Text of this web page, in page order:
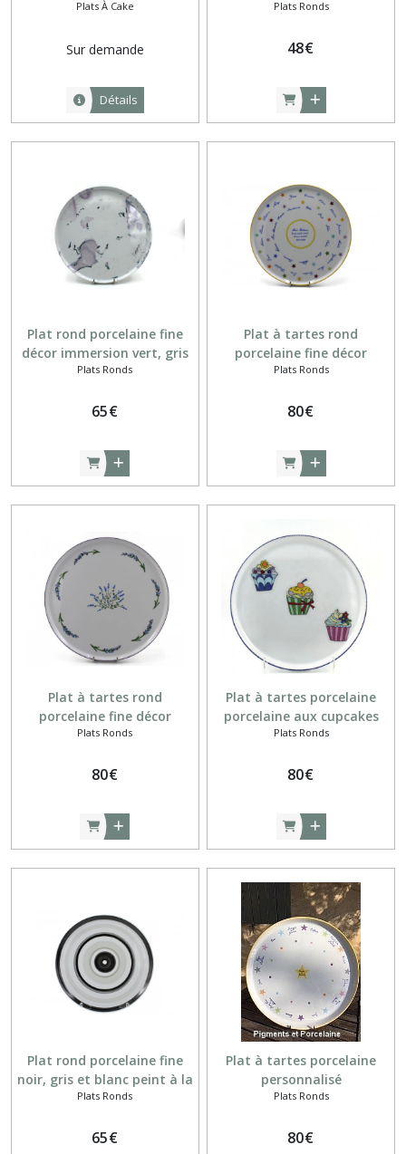
Plats À Cake
Sur demande
Détails
vertes
Plats Ronds
48€
Plat rond porcelaine fine
décor immersion vert, gris
et mauve
Plats Ronds
65€
Plat à tartes rond
porcelaine fine décor
personnalisé Merci
Plats Ronds
80€
Plat à tartes rond
porcelaine fine décor
provençal lavande
Plats Ronds
80€
Plat à tartes porcelaine
porcelaine aux cupcakes
Plats Ronds
80€
Plat rond porcelaine fine
noir, gris et blanc peint à la
main
Plats Ronds
65€
Plat à tartes porcelaine
personnalisé
Plats Ronds
80€